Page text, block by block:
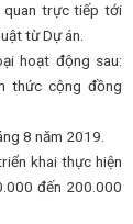
quan trực tiếp tới
từ Dự án.
hoạt động sau:
thức cộng đồng
8 năm 2019.
khai thực hiện
đến 200.000